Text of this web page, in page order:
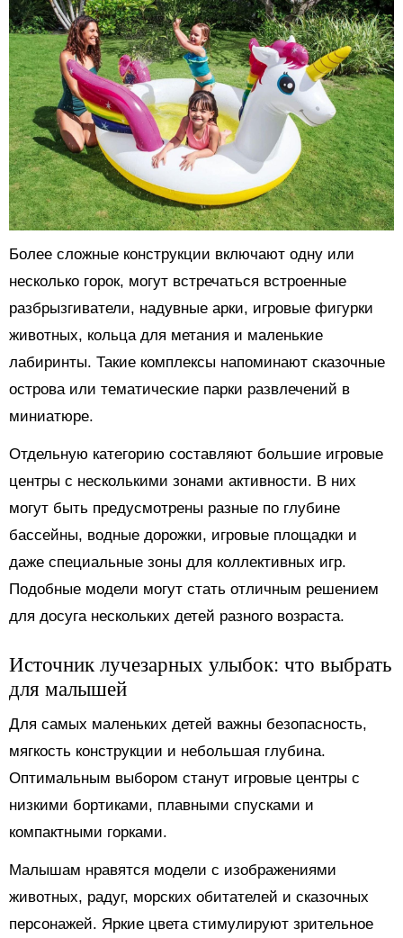
Более сложные конструкции включают одну или
несколько горок, могут встречаться встроенные
разбрызгиватели, надувные арки, игровые фигурки
животных, кольца для метания и маленькие
лабиринты. Такие комплексы напоминают сказочные
острова или тематические парки развлечений в
миниатюре.
Отдельную категорию составляют большие игровые
центры с несколькими зонами активности. В них
могут быть предусмотрены разные по глубине
бассейны, водные дорожки, игровые площадки и
даже специальные зоны для коллективных игр.
Подобные модели могут стать отличным решением
для досуга нескольких детей разного возраста.
Источник лучезарных улыбок: что выбрать
для малышей
Для самых маленьких детей важны безопасность,
мягкость конструкции и небольшая глубина.
Оптимальным выбором станут игровые центры с
низкими бортиками, плавными спусками и
компактными горками.
Малышам нравятся модели с изображениями
животных, радуг, морских обитателей и сказочных
персонажей. Яркие цвета стимулируют зрительное